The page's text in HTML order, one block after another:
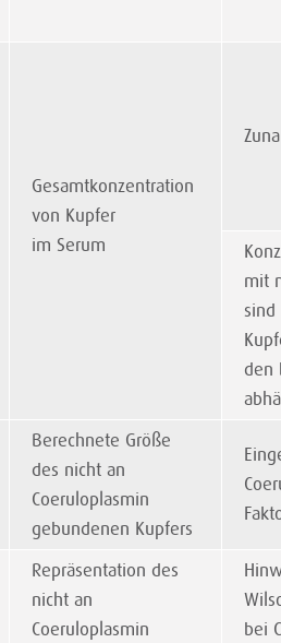
Gesamtkonzentration
von Kupfer
im Serum
mit
sind
den
Berechnete Größe
des nicht an
Coeruloplasmin
gebundenen Kupfers
Repräsentation des
nicht an
Coeruloplasmin
bei